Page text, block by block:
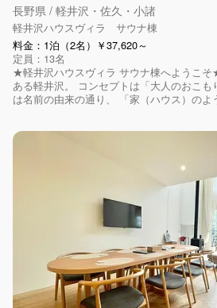
長野県 / 軽井沢・佐久・小諸
軽井沢ハウスヴィラ サウナ棟
料金：1泊（2名）￥37,620～
定員：13名
★軽井沢ハウスヴィラ サウナ棟へようこ
ある軽井沢。 コンセプトは「大人のおこも
は名前の由来の通り、 「家（ハウス）の